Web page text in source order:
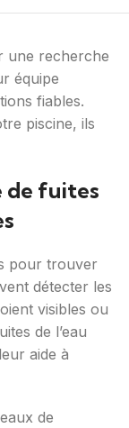
une recherche
équipe
fiables.
piscine, ils
de fuites
pour trouver
détecter les
visibles ou
de l’eau
aide à
de